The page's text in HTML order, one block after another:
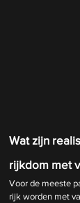
Wat zijn
rijkdom met
Voor de meeste
rijk worden met